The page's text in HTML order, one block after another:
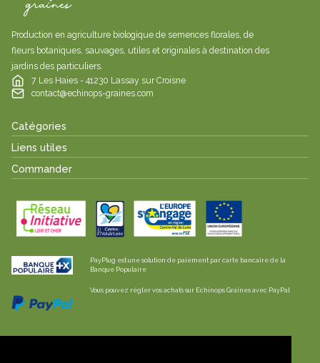
Production en agriculture biologique de semences florales, de
fleurs botaniques, sauvages, utiles et originales à destination des
jardins des particuliers.
7 Les Haies - 41230 Lassay sur Croisne
contact@echinops-graines.com
Catégories
Liens utiles
Commander
PayPlug est une solution de paiement par carte bancaire de la
Banque Populaire
Vous pouvez régler vos achats sur Echinops Graines avec PayPal